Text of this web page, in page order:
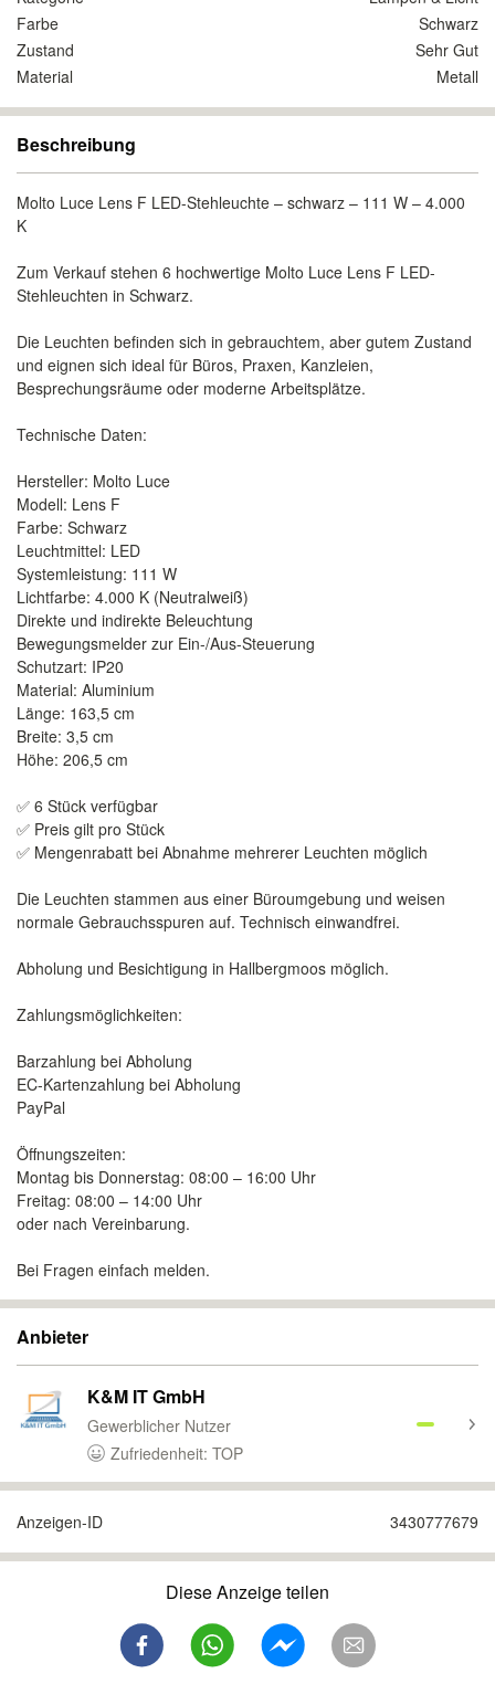
Farbe
Schwarz
Zustand
Sehr Gut
Material
Metall
Beschreibung
Molto Luce Lens F LED-Stehleuchte – schwarz – 111 W – 4.000
K
Zum Verkauf stehen 6 hochwertige Molto Luce Lens F LED-
Stehleuchten in Schwarz.
Die Leuchten befinden sich in gebrauchtem, aber gutem Zustand
und eignen sich ideal für Büros, Praxen, Kanzleien,
Besprechungsräume oder moderne Arbeitsplätze.
Technische Daten:
Hersteller: Molto Luce
Modell: Lens F
Farbe: Schwarz
Leuchtmittel: LED
Systemleistung: 111 W
Lichtfarbe: 4.000 K (Neutralweiß)
Direkte und indirekte Beleuchtung
Bewegungsmelder zur Ein-/Aus-Steuerung
Schutzart: IP20
Material: Aluminium
Länge: 163,5 cm
Breite: 3,5 cm
Höhe: 206,5 cm
✅ 6 Stück verfügbar
✅ Preis gilt pro Stück
✅ Mengenrabatt bei Abnahme mehrerer Leuchten möglich
Die Leuchten stammen aus einer Büroumgebung und weisen
normale Gebrauchsspuren auf. Technisch einwandfrei.
Abholung und Besichtigung in Hallbergmoos möglich.
Zahlungsmöglichkeiten:
Barzahlung bei Abholung
EC-Kartenzahlung bei Abholung
PayPal
Öffnungszeiten:
Montag bis Donnerstag: 08:00 – 16:00 Uhr
Freitag: 08:00 – 14:00 Uhr
oder nach Vereinbarung.
Bei Fragen einfach melden.
Anbieter
K&M IT GmbH
Gewerblicher Nutzer
Zufriedenheit: TOP
Anzeigen-ID 3430777679
Diese Anzeige teilen